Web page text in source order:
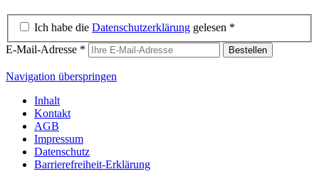
Ich habe die Datenschutzerklärung gelesen *
E-Mail-Adresse *
Navigation überspringen
Inhalt
Kontakt
AGB
Impressum
Datenschutz
Barrierefreiheit-Erklärung